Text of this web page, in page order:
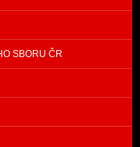
SBORU ČR